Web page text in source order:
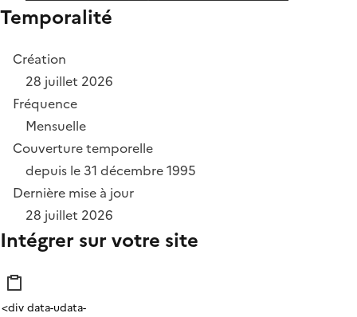
Temporalité
Création
28 juillet 2026
Fréquence
Mensuelle
Couverture temporelle
depuis le 31 décembre 1995
Dernière mise à jour
28 juillet 2026
Intégrer sur votre site